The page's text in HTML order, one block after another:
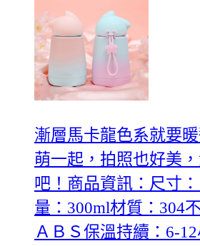
漸層馬卡龍色系就要
萌一起，拍照也好美
吧！商品資訊：尺寸
量：300ml材質：304
ＡＢＳ保溫持續：6-